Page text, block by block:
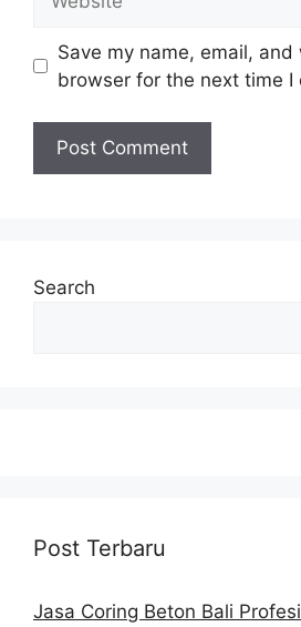
Save my name, email,
browser for the next time I
Search
Post Terbaru
Jasa Coring Beton Bali